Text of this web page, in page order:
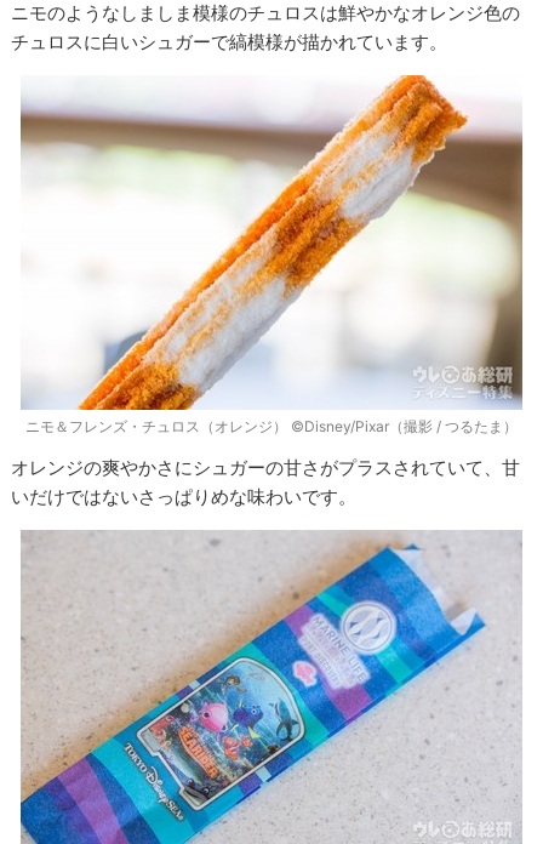
ニモのようなしましま模様のチュロスは鮮やかなオレンジ色の
チュロスに白いシュガーで縞模様が描かれています。
ニモ＆フレンズ・チュロス（オレンジ） ©Disney/Pixar（撮影 / つるたま）
オレンジの爽やかさにシュガーの甘さがプラスされていて、甘
いだけではないさっぱりめな味わいです。